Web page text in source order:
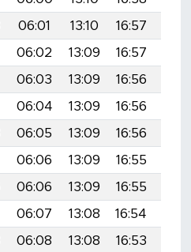
06:01 13:10 16:57
06:02 13:09 16:57
06:03 13:09 16:56
06:04 13:09 16:56
06:05 13:09 16:56
06:06 13:09 16:55
06:06 13:09 16:55
06:07 13:08 16:54
06:08 13:08 16:53